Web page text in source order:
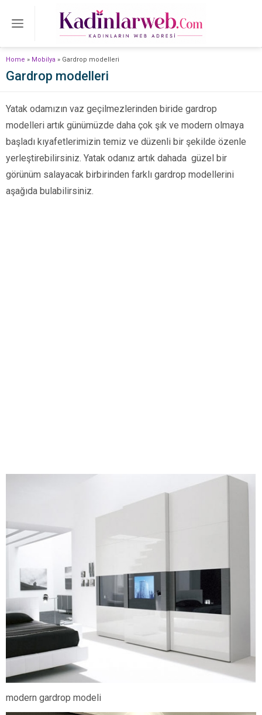
Home » Mobilya » Gardrop modelleri
Gardrop modelleri
Yatak odamızın vaz geçilmezlerinden biride gardrop
modelleri artık günümüzde daha çok şık ve modern olmaya
başladı kıyafetlerimizin temiz ve düzenli bir şekilde özenle
yerleştirebilirsiniz. Yatak odanız artık dahada güzel bir
görünüm salayacak birbirinden farklı gardrop modellerini
aşağıda bulabilirsiniz.
modern gardrop modeli